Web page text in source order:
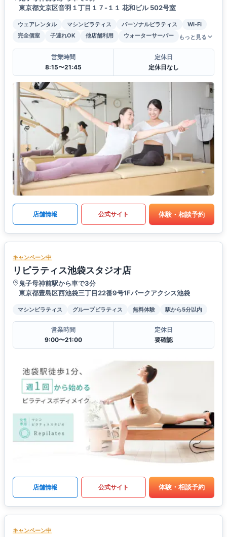
東京都文京区音羽１丁目１７-１１ 花和ビル 502号室
ウェアレンタル マシンピラティス パーソナルピラティス
Wi-Fi
完全個室
子連れOK 他店舗利用 ウォーターサーバー もっと見る
営業時間
8:15〜21:45
定休日
定休日なし
店舗情報 公式サイト 体験・相談予約
キャンペーン中
リピラティス池袋スタジオ店
鬼子母神前駅から車で3分
東京都豊島区西池袋三丁目22番9号1Fパークアクシス池袋
マシンピラティス グループピラティス 無料体験 駅から5分以内
営業時間
9:00〜21:00
定休日
要確認
店舗情報 公式サイト 体験・相談予約
キャンペーン中